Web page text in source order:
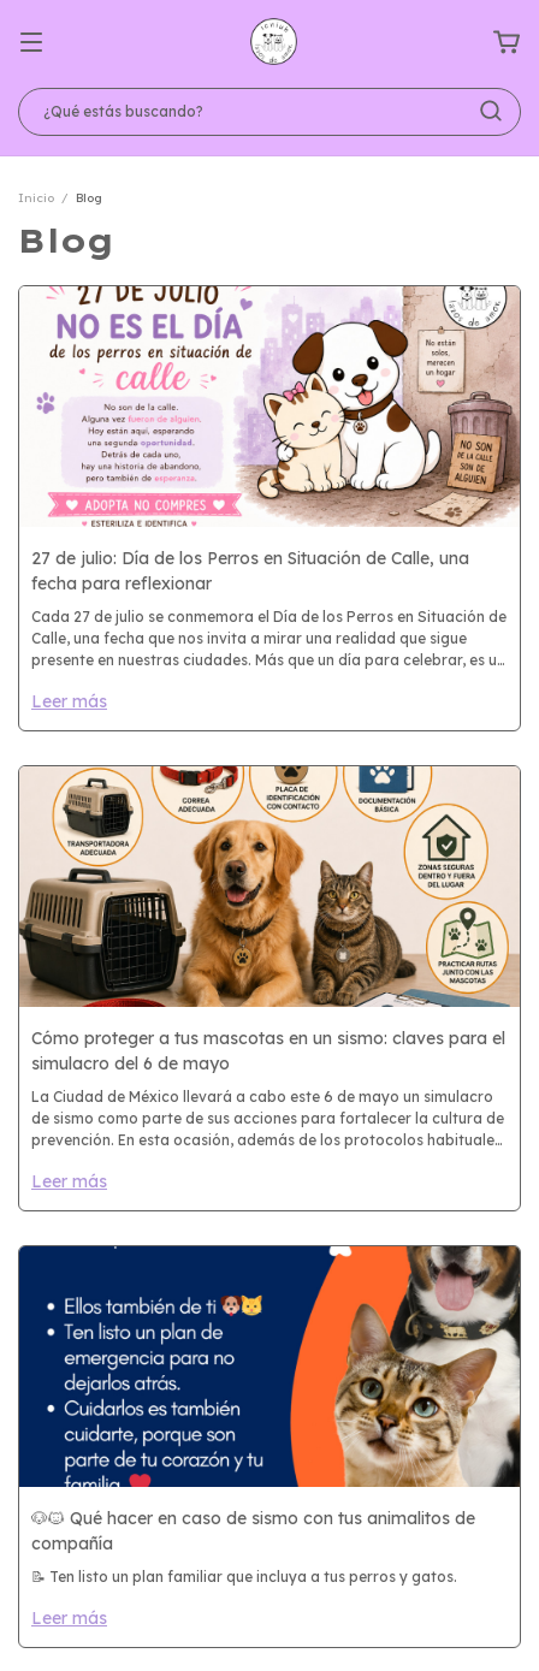
Inicio / Blog
Blog
27 de julio: Día de los Perros en Situación de Calle, una
fecha para reflexionar
Cada 27 de julio se conmemora el Día de los Perros en Situación de
Calle, una fecha que nos invita a mirar una realidad que sigue
presente en nuestras ciudades. Más que un día para celebrar, es un
Leer más
Cómo proteger a tus mascotas en un sismo: claves para el
simulacro del 6 de mayo
La Ciudad de México llevará a cabo este 6 de mayo un simulacro
de sismo como parte de sus acciones para fortalecer la cultura de
prevención. En esta ocasión, además de los protocolos habituales,
Leer más
🐶🐱 Qué hacer en caso de sismo con tus animalitos de
compañía
📝 Ten listo un plan familiar que incluya a tus perros y gatos.
Leer más